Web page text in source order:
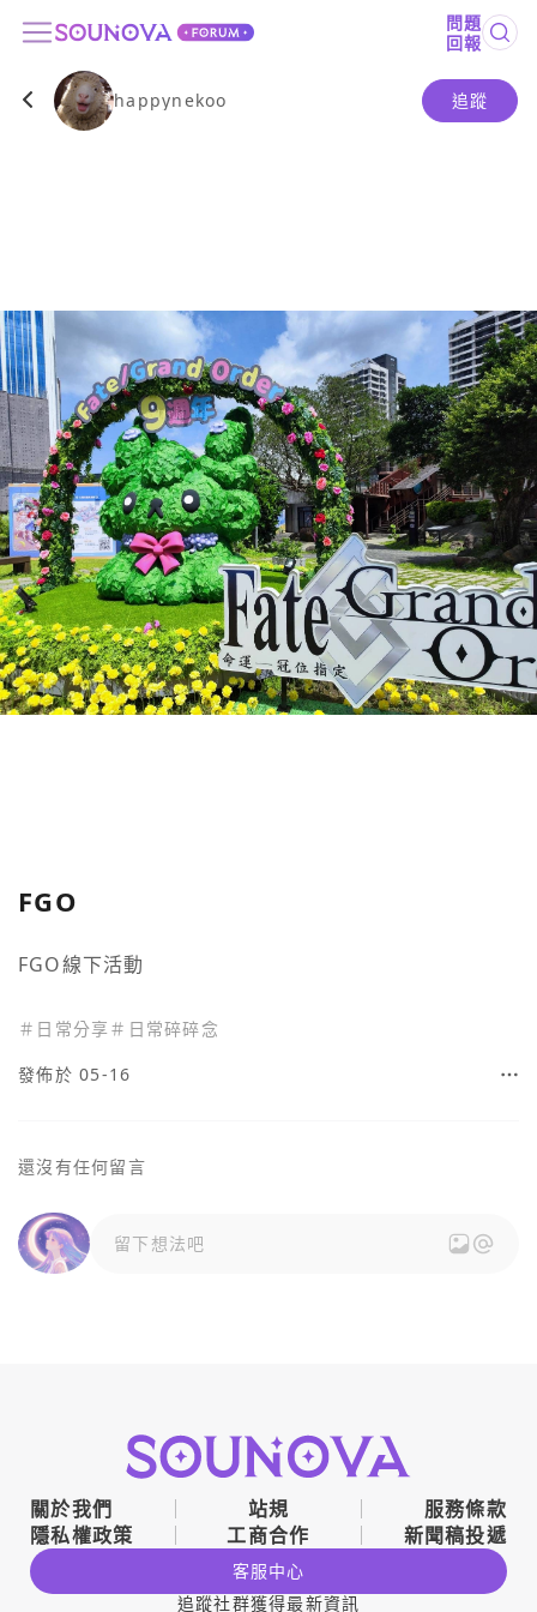
問題
回報
happynekoo 追蹤
FGO
FGO線下活動
＃ 日常分享＃ 日常碎碎念
發佈於 05-16
還沒有任何留言
留下想法吧
關於我們 站規
服務條款
隱私權政策
工商合作 新聞稿投遞
客服中心
追蹤社群獲得最新資訊